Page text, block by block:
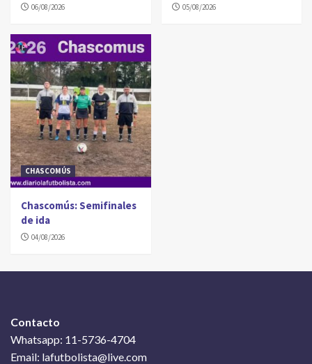
06/08/2026 05/08/2026
CHASCOMÚS
Chascomús: Semifinales
de ida
04/08/2026
Contacto
Whatsapp: 11-5736-4704
Email: lafutbolista@live.com